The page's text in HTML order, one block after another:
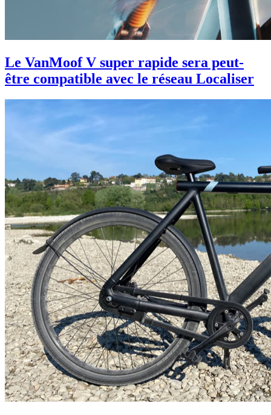
Le VanMoof V super rapide sera peut-
être compatible avec le réseau Localiser